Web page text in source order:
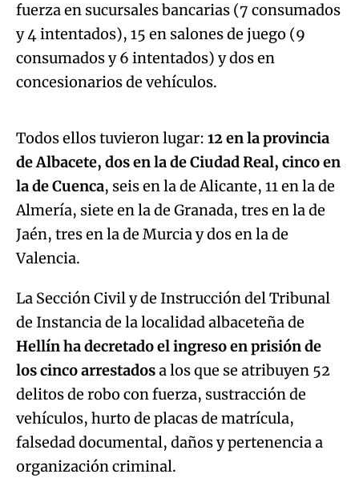
fuerza en sucursales bancarias (7 consumados
y 4 intentados), 15 en salones de juego (9
consumados y 6 intentados) y dos en
concesionarios de vehículos.
Algo salió mal.
Try again
Todos ellos tuvieron lugar: 12 en la provincia
de Albacete, dos en la de Ciudad Real, cinco en
la de Cuenca, seis en la de Alicante, 11 en la de
Almería, siete en la de Granada, tres en la de
Jaén, tres en la de Murcia y dos en la de
Valencia.
La Sección Civil y de Instrucción del Tribunal
de Instancia de la localidad albaceteña de
Hellín ha decretado el ingreso en prisión de
los cinco arrestadosa los que se atribuyen 52
delitos de robo con fuerza, sustracción de
vehículos, hurto de placas de matrícula,
falsedad documental, daños y pertenencia a
organización criminal.